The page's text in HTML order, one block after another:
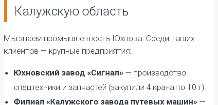
Калужскую область
Мы знаем промышленность Юхнова. Среди наших
клиентов — крупные предприятия:
Юхновский завод «Сигнал» — производство
спецтехники и запчастей (закупили 4 крана по 10 т).
Филиал «Калужского завода путевых машин» —